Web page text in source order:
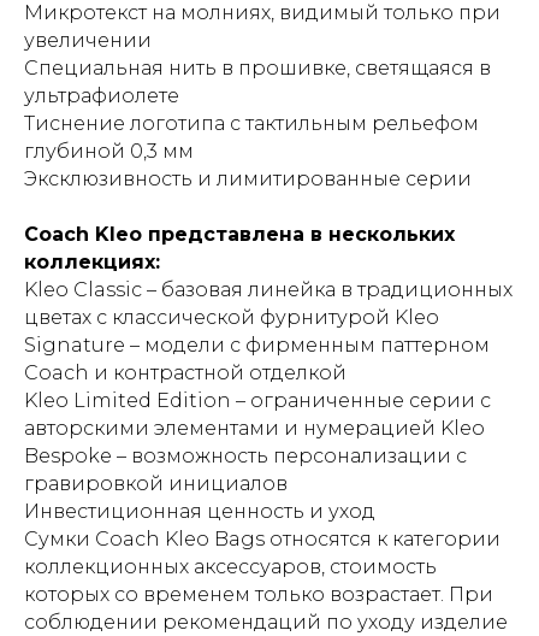
Микротекст на молниях, видимый только при
увеличении
Специальная нить в прошивке, светящаяся в
ультрафиолете
Тиснение логотипа с тактильным рельефом
глубиной 0,3 мм
Эксклюзивность и лимитированные серии
Coach Kleo представлена в нескольких
коллекциях:
Kleo Classic – базовая линейка в традиционных
цветах с классической фурнитурой Kleo
Signature – модели с фирменным паттерном
Coach и контрастной отделкой
Kleo Limited Edition – ограниченные серии с
авторскими элементами и нумерацией Kleo
Bespoke – возможность персонализации с
гравировкой инициалов
Инвестиционная ценность и уход
Сумки Coach Kleo Bags относятся к категории
коллекционных аксессуаров, стоимость
которых со временем только возрастает. При
соблюдении рекомендаций по уходу изделие